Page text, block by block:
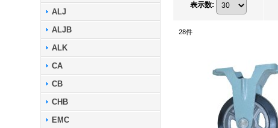
ALJ
ALJB
ALK
CA
CB
CHB
EMC
表示数:
28件